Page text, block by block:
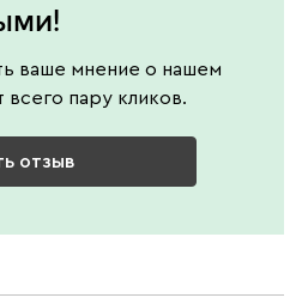
ваше мнение о нашем
всего пару кликов.
отзыв